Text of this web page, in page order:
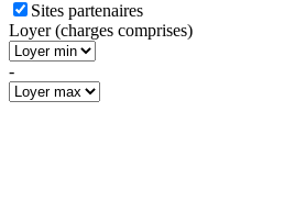
Sites partenaires
Loyer (charges comprises)
-